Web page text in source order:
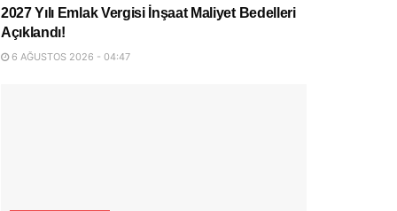
2027 Yılı Emlak Vergisi İnşaat Maliyet Bedelleri
Açıklandı!
6 AĞUSTOS 2026 - 04:47